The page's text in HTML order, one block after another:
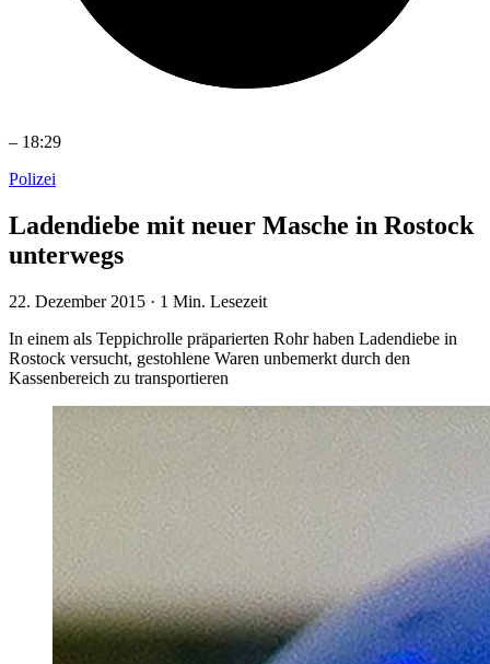
– 18:29
Polizei
Ladendiebe mit neuer Masche in Rostock
unterwegs
22. Dezember 2015 · 1 Min. Lesezeit
In einem als Teppichrolle präparierten Rohr haben Ladendiebe in
Rostock versucht, gestohlene Waren unbemerkt durch den
Kassenbereich zu transportieren